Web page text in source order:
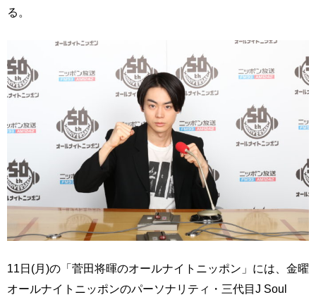
る。
11日(月)の「菅田将暉のオールナイトニッポン」には、金曜
オールナイトニッポンのパーソナリティ・三代目J Soul